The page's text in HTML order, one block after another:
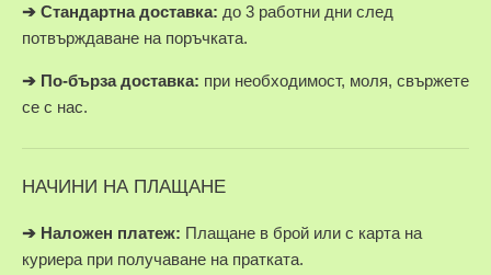
➔ Стандартна доставка: до 3 работни дни след
потвърждаване на поръчката.
➔ По-бърза доставка: при необходимост, моля, свържете
се с нас.
НАЧИНИ НА ПЛАЩАНЕ
➔ Наложен платеж: Плащане в брой или с карта на
куриера при получаване на пратката.